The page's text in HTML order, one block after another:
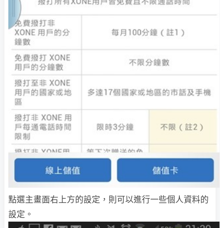
點選主畫面右上方的設定，則可以進行一些個人資料的
設定。